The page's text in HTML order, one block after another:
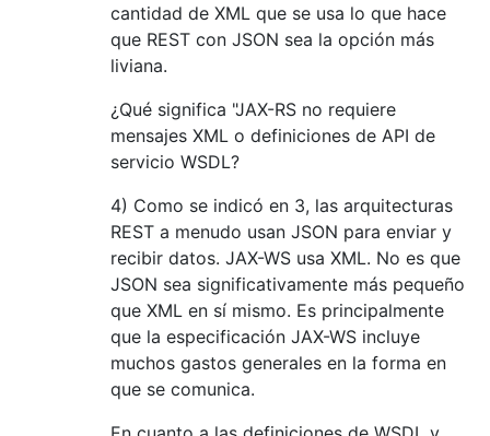
cantidad de XML que se usa lo que hace
que REST con JSON sea la opción más
liviana.
¿Qué significa "JAX-RS no requiere
mensajes XML o definiciones de API de
servicio WSDL?
4) Como se indicó en 3, las arquitecturas
REST a menudo usan JSON para enviar y
recibir datos. JAX-WS usa XML. No es que
JSON sea significativamente más pequeño
que XML en sí mismo. Es principalmente
que la especificación JAX-WS incluye
muchos gastos generales en la forma en
que se comunica.